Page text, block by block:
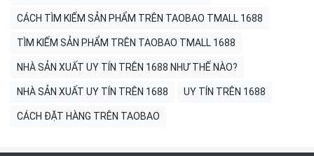
CÁCH TÌM KIẾM SẢN PHẨM TRÊN TAOBAO TMALL 1688
TÌM KIẾM SẢN PHẨM TRÊN TAOBAO TMALL 1688
NHÀ SẢN XUẤT UY TÍN TRÊN 1688 NHƯ THẾ NÀO?
NHÀ SẢN XUẤT UY TÍN TRÊN 1688 UY TÍN TRÊN 1688
CÁCH ĐẶT HÀNG TRÊN TAOBAO